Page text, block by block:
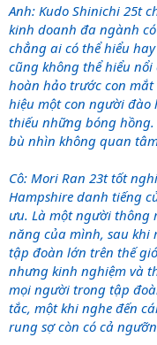
Anh: Kudo Shinichi 25t
kinh doanh đa ngành
chẳng ai có thể hiểu
cũng không thể hiểu
hoàn hảo trước con
hiệu một con người
thiếu những bóng
bù nhìn không quan
Cô: Mori Ran 23t tốt
Hampshire danh tiếng
ưu. Là một người thông
năng của mình, sau khi
tập đoàn lớn trên thế
nhưng kinh nghiệm và
mọi người trong tập
tắc, một khi nghe đến
rung sợ còn có cả